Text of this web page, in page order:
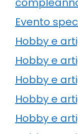
Evento
Hobby e
Hobby e
Hobby e
Hobby e
Hobby e